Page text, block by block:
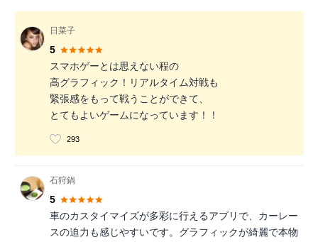
日菜子
5
スマホゲーとは思えない程の
高グラフィック！リアルタイム対戦も
緊張感をもって戦うことができて、
とてもよいゲームになっています！！
293
石狩鍋
5
車のカスタイマイズが多彩に行えるアプリで、カーレー
スの迫力も感じやすいです。グラフィックが綺麗で本物